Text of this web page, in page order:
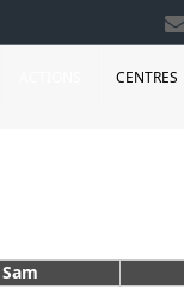
CENTRES
Sam